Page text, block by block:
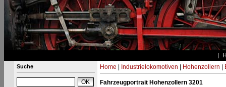
Suche Home Industrielokomotiven Hohenzollern
Fahrzeugportrait Hohenzollern 3201